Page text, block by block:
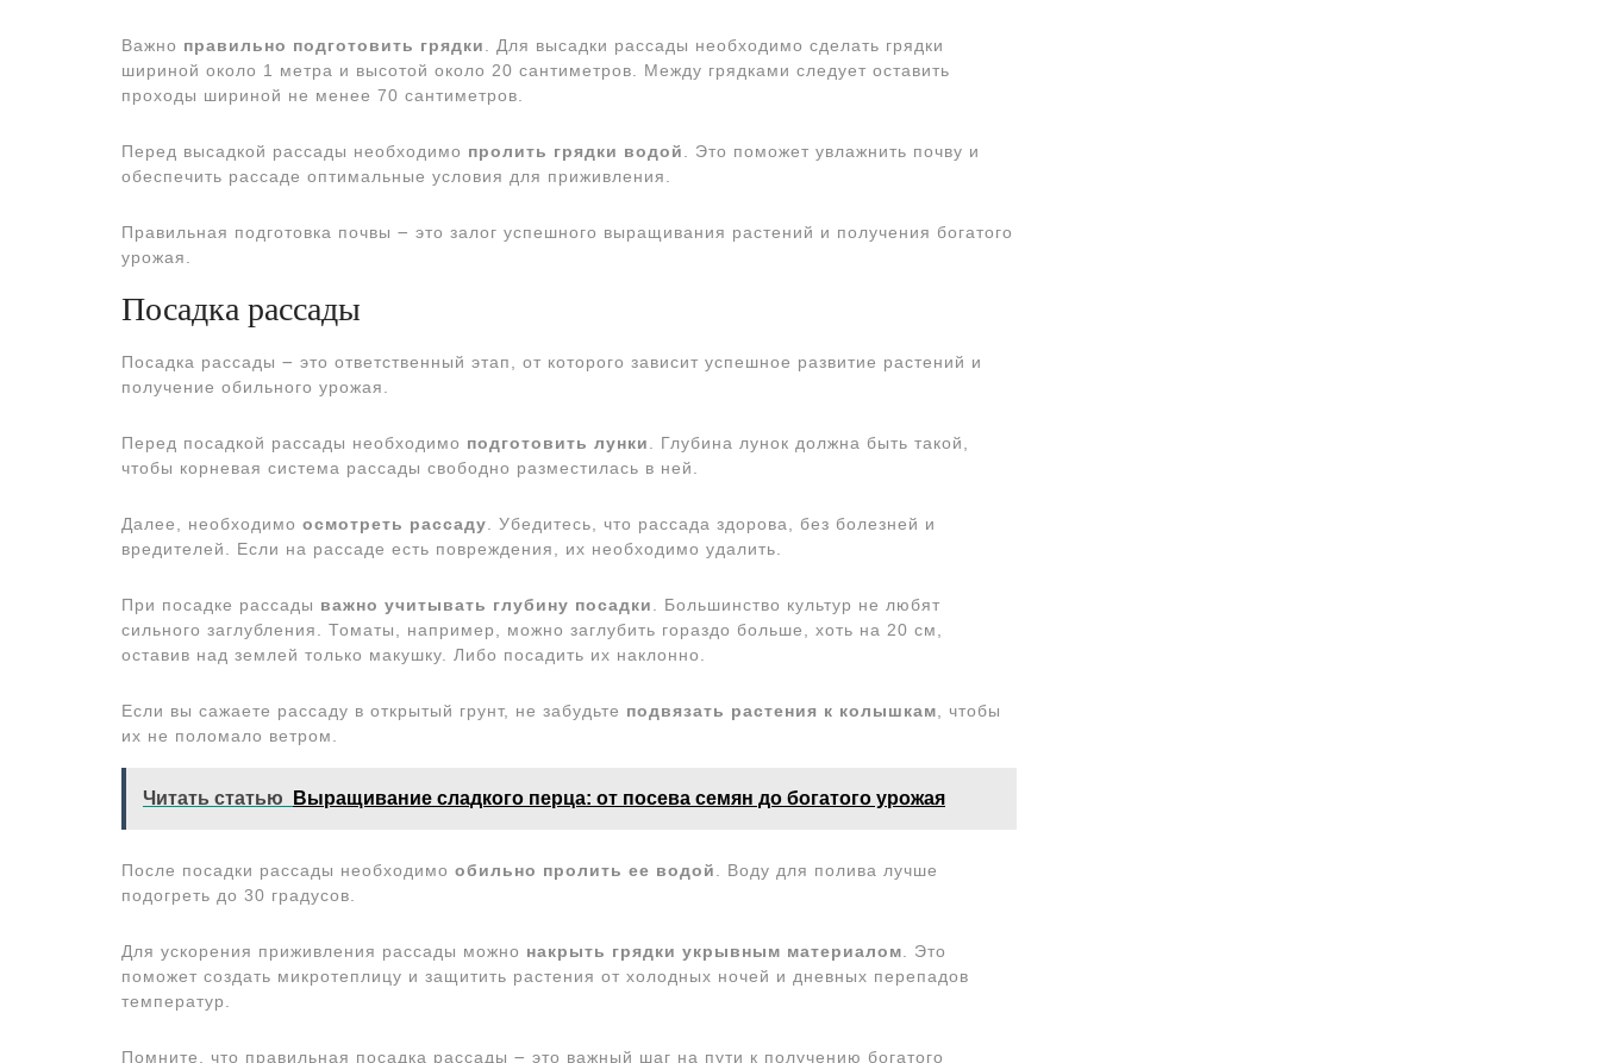
Важно правильно подготовить грядки
. Для высадки рассады необходимо сделать грядки
шириной около 1 метра и высотой около 20 сантиметров. Между грядками следует оставить
проходы шириной не менее 70 сантиметров.
Перед высадкой рассады необходимо пролить грядки водой
. Это поможет увлажнить почву и
обеспечить рассаде оптимальные условия для приживления.
Правильная подготовка почвы ౼ это залог успешного выращивания растений и получения богатого
урожая.
Посадка рассады
Посадка рассады ౼ это ответственный этап, от которого зависит успешное развитие растений и
получение обильного урожая.
Перед посадкой рассады необходимо подготовить лунки
. Глубина лунок должна быть такой,
чтобы корневая система рассады свободно разместилась в ней.
Далее, необходимо осмотреть рассаду . Убедитесь, что рассада здорова, без болезней и
вредителей. Если на рассаде есть повреждения, их необходимо удалить.
При посадке рассады важно учитывать глубину посадки
. Большинство культур не любят
сильного заглубления. Томаты, например, можно заглубить гораздо больше, хоть на 20 см,
оставив над землей только макушку. Либо посадить их наклонно.
Если вы сажаете рассаду в открытый грунт, не забудьте подвязать растения к колышкам , чтобы
их не поломало ветром.
Читать статью Выращивание сладкого перца: от посева семян до богатого урожая
После посадки рассады необходимо обильно пролить ее водой
. Воду для полива лучше
подогреть до 30 градусов.
Для ускорения приживления рассады можно накрыть грядки укрывным материалом . Это
поможет создать микротеплицу и защитить растения от холодных ночей и дневных перепадов
температур.
Помните, что правильная посадка рассады ౼ это важный шаг на пути к получению богатого